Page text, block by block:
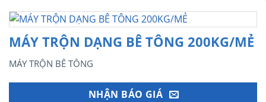
MÁY TRỘN DẠNG BÊ TÔNG 200KG/MẺ
MÁY TRỘN BÊ TÔNG
NHẬN BÁO GIÁ